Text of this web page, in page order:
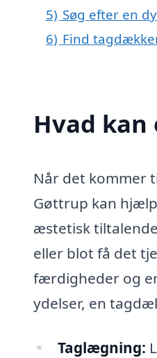
5) Søg efter en
6) Find
Hvad
Når det kommer
Gøttrup kan
æstetisk
eller blot få det
færdigheder og
ydelser, en
Taglægning: